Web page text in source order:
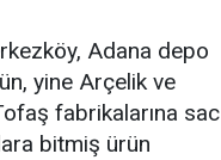
Adana depo
yine Arçelik ve
fabrikalarına sac
bitmiş ürün